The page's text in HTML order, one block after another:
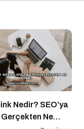
Nedir? SEO’ya
Ne